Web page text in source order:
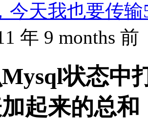
今天我也要传
年 9 months 前
状态中
起来的总和